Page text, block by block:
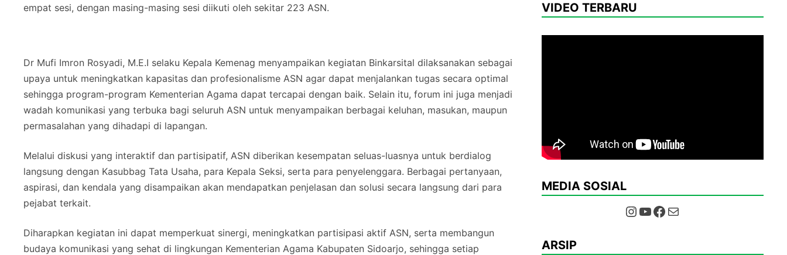
empat sesi, dengan masing-masing sesi diikuti oleh sekitar 223 ASN.
Dr Mufi Imron Rosyadi, M.E.I selaku Kepala Kemenag menyampaikan kegiatan Binkarsital dilaksanakan sebagai
upaya untuk meningkatkan kapasitas dan profesionalisme ASN agar dapat menjalankan tugas secara optimal
sehingga program-program Kementerian Agama dapat tercapai dengan baik. Selain itu, forum ini juga menjadi
wadah komunikasi yang terbuka bagi seluruh ASN untuk menyampaikan berbagai keluhan, masukan, maupun
permasalahan yang dihadapi di lapangan.
Melalui diskusi yang interaktif dan partisipatif, ASN diberikan kesempatan seluas-luasnya untuk berdialog
langsung dengan Kasubbag Tata Usaha, para Kepala Seksi, serta para penyelenggara. Berbagai pertanyaan,
aspirasi, dan kendala yang disampaikan akan mendapatkan penjelasan dan solusi secara langsung dari para
pejabat terkait.
Diharapkan kegiatan ini dapat memperkuat sinergi, meningkatkan partisipasi aktif ASN, serta membangun
budaya komunikasi yang sehat di lingkungan Kementerian Agama Kabupaten Sidoarjo, sehingga setiap
VIDEO TERBARU
MEDIA SOSIAL
InstagramYouTube Facebook Mail
ARSIP